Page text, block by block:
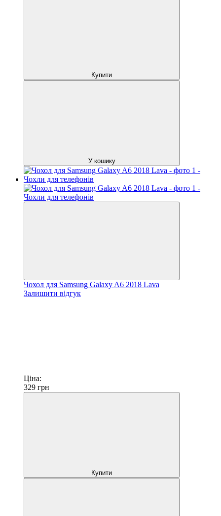
Купити
У кошику
Чохол для Samsung Galaxy A6 2018 Lava
Залишити відгук
Ціна:
329 грн
Купити